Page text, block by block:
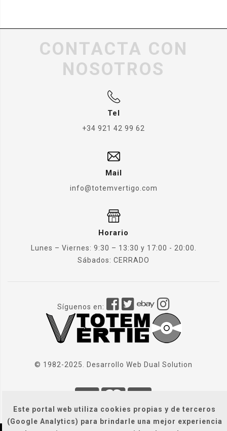
Este portal web utiliza cookies propias y de terceros
(Google Analytics) para brindarle una mejor experiencia
CONTACTA CON
NOSOTROS
Tel
+34 921 42 99 62
Mail
info@totemvertigo.com
Horario
Lunes – Viernes: 9:30 – 13:30 y 17:00 - 20:00.
Sábados: CERRADO
Síguenos en:
© 1982-2025. Desarrollo Web Dual Solution